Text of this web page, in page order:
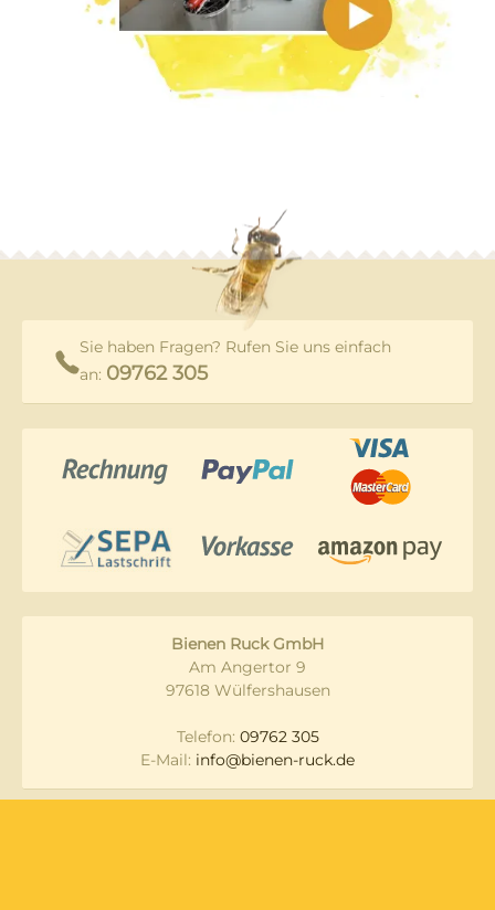
Sie haben Fragen? Rufen Sie uns einfach
an: 09762 305
Bienen Ruck GmbH
Am Angertor 9
97618 Wülfershausen
Telefon: 09762 305
E-Mail: info@bienen-ruck.de